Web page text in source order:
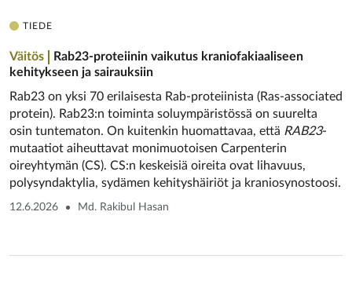
TIEDE
Väitös
Rab23-proteiinin vaikutus kranio­fakiaaliseen
kehitykseen ja sairauksiin
Rab23 on yksi 70 erilaisesta Rab-proteiinista (Ras-associated
protein). Rab23:n toiminta soluympäristössä on suurelta
osin tuntematon. On kuitenkin huomattavaa, että RAB23-
mutaatiot aiheuttavat monimuotoisen Carpenterin
oireyhtymän (CS). CS:n keskeisiä oireita ovat lihavuus,
polysyndaktylia, sydämen kehityshäiriöt ja kraniosynostoosi.
12.6.2026 Md. Rakibul Hasan